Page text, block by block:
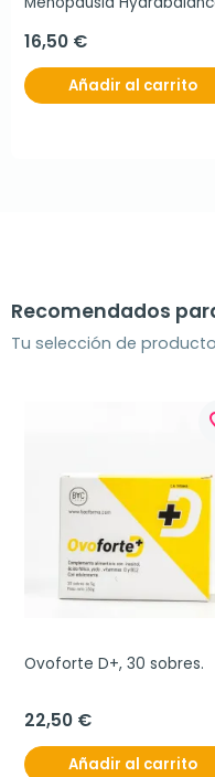
16,50 €
Añadir al carrito
Recomendados
Tu selección de
Ovoforte D+, 30 sobres.
22,50 €
Añadir al carrito